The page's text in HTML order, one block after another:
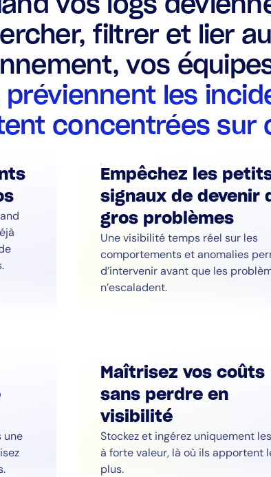
vos logs
filtrer et lier
vos
préviennent les
concentrées sur
Empêchez les
signaux de devenir
gros problèmes
Une visibilité temps réel sur les
comportements et anomalies
d’intervenir avant que les
n’escaladent.
une
Maîtrisez vos coûts
sans perdre en
visibilité
Stockez et ingérez uniquement
à forte valeur, là où ils apportent
plus.